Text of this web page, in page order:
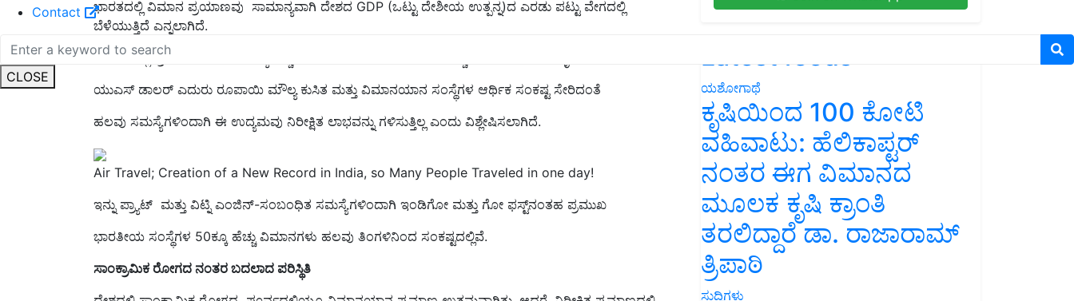
Contact
CLOSE
ಬೆಳೆಯುತ್ತಿದೆ ಎನ್ನಲಾಗಿದೆ.
ವಿಮಾನದಲ್ಲಿ ಪ್ರಯಾಣಿಸುವವರ ಸಂಖ್ಯೆ ಹೆಚ್ಚಳವಾಗುವುದರ ಹೊರತಾಗಿಯೂ
ಯುಎಸ್ ಡಾಲರ್ ಎದುರು ರೂಪಾಯಿ ಮೌಲ್ಯ ಕುಸಿತ ಮತ್ತು ವಿಮಾನಯಾನ ಸಂಸ್ಥೆಗಳ ಆರ್ಥಿಕ ಸಂಕಷ್ಟ
ಸೇರಿದಂತೆ
ವು ನಿರೀಕ್ಷಿತ ಲಾಭವನ್ನು ಗಳಿಸುತ್ತಿಲ್ಲ ಎಂದು ವಿಶ್ಲೇಷಿಸಲಾಗಿದೆ.
Air Travel; Creation of a New Record in India, so Many People Traveled in one day!
ಮತ್ತು ವಿಟ್ನಿ ಎಂಜಿನ್-ಸಂಬಂಧಿತ ಸಮಸ್ಯೆಗಳಿಂದಾಗಿ ಇಂಡಿಗೋ ಮತ್ತು ಗೋ ಫಸ್ಟ್‌ನಂತಹ ಪ್ರಮುಖ
ಭಾರತೀಯ ಸಂಸ್ಥೆಗಳ 50ಕ್ಕೂ ಹೆಚ್ಚು ವಿಮಾನಗಳು ಹಲವು ತಿಂಗಳಿನಿಂದ ಸಂಕಷ್ಟದಲ್ಲಿವೆ.
ಸಾಂಕ್ರಾಮಿಕ ರೋಗದ ನಂತರ
ಬದಲಾದ ಪರಿಸ್ಥಿತಿ
ದೇಶದಲ್ಲಿ ಸಾಂಕ್ರಾಮಿಕ ರೋಗದ ಪೂರ್ವದಲ್ಲಿಯೂ ವಿಮಾನಯಾನ ಪ್ರಮಾಣ ಉತ್ತಮವಾಗಿತ್ತು. ಆದರೆ, ನಿರೀಕ್ಷಿತ ಪ್ರಮಾಣದಲ್ಲಿ
Latest feeds
ಯಶೋಗಾಥೆ
ಕೃಷಿಯಿಂದ 100 ಕೋಟಿ
ವಹಿವಾಟು: ಹೆಲಿಕಾಪ್ಟರ್
ನಂತರ ಈಗ ವಿಮಾನದ
ಮೂಲಕ ಕೃಷಿ ಕ್ರಾಂತಿ
ತರಲಿದ್ದಾರೆ ಡಾ. ರಾಜಾರಾಮ್
ತ್ರಿಪಾಠಿ
ಸುದ್ದಿಗಳು